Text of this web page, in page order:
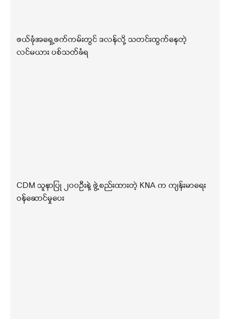
ဖယ်ခုံအရှေ့ဖက်ကမ်းတွင် ဒလန်လို့ သတင်းထွက်နေတဲ့
လင်မယား ပစ်သတ်ခံရ
CDM သူနာပြု ၂၀၀ဦးနဲ့ ဖွဲ့စည်းထားတဲ့ KNA က ကျန်းမာရေး
ဝန်ဆောင်မှုပေး